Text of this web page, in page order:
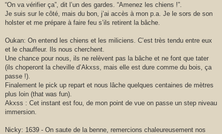
“On va vérifier ça”, dit l’un des gardes. “Amenez les chiens !”.
Je suis sur le côté, mais du bon, j’ai accès à mon p.a. Je le sors de son
holster et me prépare à faire feu s’ils retirent la bâche.
Oukan: On entend les chiens et les miliciens. C’est très tendu entre eux
et le chauffeur. Ils nous cherchent.
Une chance pour nous, ils ne relèvent pas la bâche et ne font que tater
(ils choperont la cheville d’Akxss, mais elle est dure comme du bois, ça
passe !).
Finalement le pick up repart et nous lâche quelques centaines de mètres
plus loin (that was fun).
Akxss : Cet instant est fou, de mon point de vue on passe un step niveau
immersion.
Nicky: 1639 - On saute de la benne, remercions chaleureusement nos